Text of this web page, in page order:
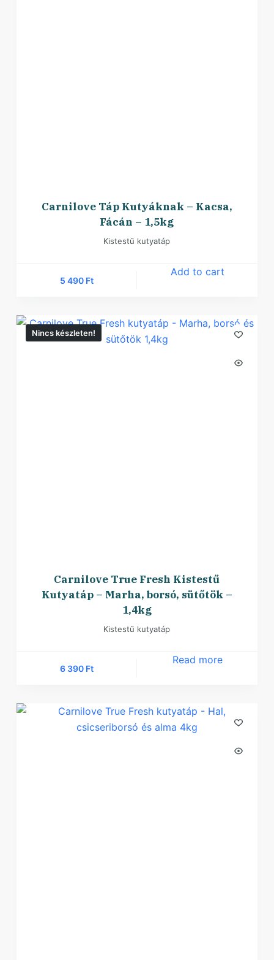
Carnilove Táp Kutyáknak – Kacsa,
Fácán – 1,5kg
Kistestű kutyatáp
5 490 Ft
Add to cart
Nincs készleten!
Carnilove True Fresh Kistestű
Kutyatáp – Marha, borsó, sütőtök –
1,4kg
Kistestű kutyatáp
6 390 Ft
Read more